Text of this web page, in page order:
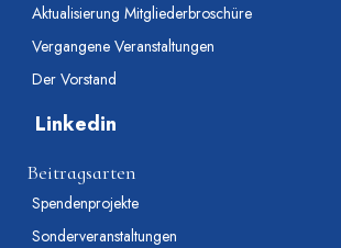
Aktualisierung Mitgliederbroschüre
Vergangene Veranstaltungen
Der Vorstand
Linkedin
Beitragsarten
Spendenprojekte
Sonderveranstaltungen